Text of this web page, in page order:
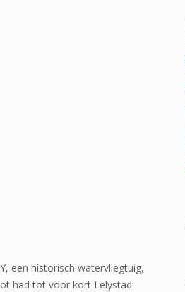
een historisch watervliegtuig,
had tot voor kort Lelystad